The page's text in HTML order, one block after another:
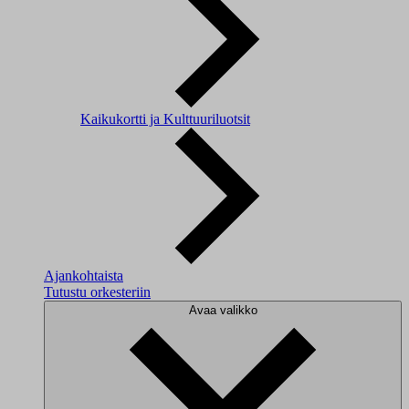
Kaikukortti ja Kulttuuriluotsit
Ajankohtaista
Tutustu orkesteriin
Avaa valikko